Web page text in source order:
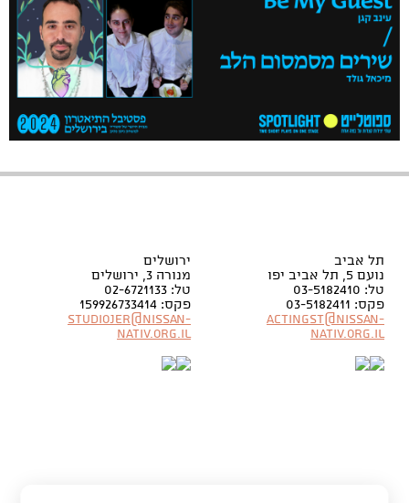
תל אביב
נועם 5, תל אביב יפו
טל: 03-5182410
פקס: 03-5182411
Actingst@nissan-
nativ.org.il
ירושלים
מנורה 3, ירושלים
טל: 02-6721133
פקס: 159926733414
Studiojer@nissan-
nativ.org.il